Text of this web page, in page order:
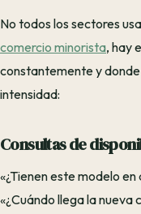
No todos los sectores
comercio minorista, hay
constantemente y
intensidad:
Consultas de
«¿Tienen este modelo en
«¿Cuándo llega la